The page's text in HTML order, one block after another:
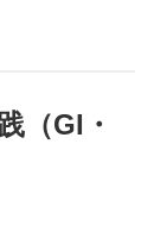
（GI・